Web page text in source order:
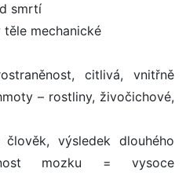
smrtí
mechanické
citlivá, vnitřně
– rostliny, živočichové,
výsledek dlouhého
mozku = vysoce